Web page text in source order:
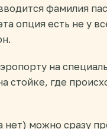
фамилия
опция есть не у
на
стойке, где
нет) можно сразу